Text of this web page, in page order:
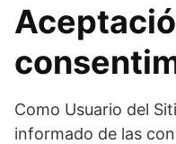
Como Usuario del
informado de las